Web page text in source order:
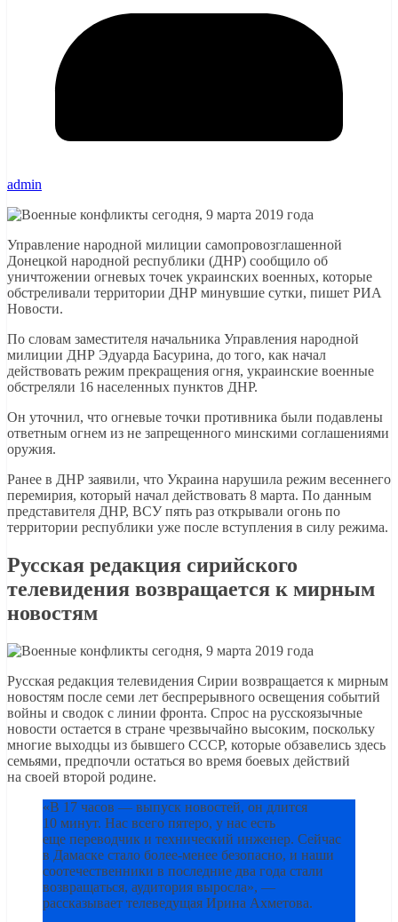
admin
Управление народной милиции самопровозглашенной
Донецкой народной республики (ДНР) сообщило об
уничтожении огневых точек украинских военных, которые
обстреливали территории ДНР минувшие сутки, пишет РИА
Новости.
По словам заместителя начальника Управления народной
милиции ДНР Эдуарда Басурина, до того, как начал
действовать режим прекращения огня, украинские военные
обстреляли 16 населенных пунктов ДНР.
Он уточнил, что огневые точки противника были подавлены
ответным огнем из не запрещенного минскими соглашениями
оружия.
Ранее в ДНР заявили, что Украина нарушила режим весеннего
перемирия, который начал действовать 8 марта. По данным
представителя ДНР, ВСУ пять раз открывали огонь по
территории республики уже после вступления в силу режима.
Русская редакция сирийского
телевидения возвращается к мирным
новостям
Русская редакция телевидения Сирии возвращается к мирным
новостям после семи лет беспрерывного освещения событий
войны и сводок с линии фронта. Спрос на русскоязычные
новости остается в стране чрезвычайно высоким, поскольку
многие выходцы из бывшего СССР, которые обзавелись здесь
семьями, предпочли остаться во время боевых действий
на своей второй родине.
«В 17 часов — выпуск новостей, он длится
10 минут. Нас всего пятеро, у нас есть
еще переводчик и технический инженер. Сейчас
в Дамаске стало более-менее безопасно, и наши
соотечественники в последние два года стали
возвращаться, аудитория выросла», —
рассказывает телеведущая Ирина Ахметова.